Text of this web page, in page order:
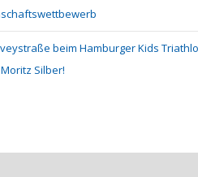
beim Hamburger Kids
Silber!